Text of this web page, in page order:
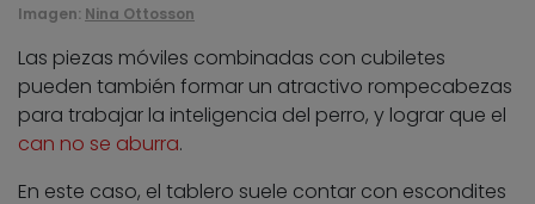
Imagen: Nina Ottosson
Las piezas móviles combinadas con cubiletes
pueden también formar un atractivo rompecabezas
para trabajar la inteligencia del perro, y lograr que el
can no se aburra.
En este caso, el tablero suele contar con escondites